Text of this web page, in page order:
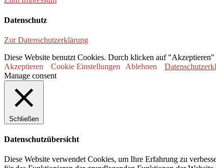
Datenschutz
Zur Datenschutzerklärung
Diese Website benutzt Cookies. Durch klicken auf
Akzeptieren
Cookie Einstellungen Ablehnen
Manage consent
Schließen
Datenschutzübersicht
Diese Website verwendet Cookies, um Ihre Erfahrung zu